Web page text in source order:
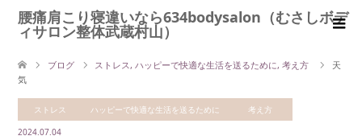
腰痛肩こり寝違いなら634bodysalon（むさしボデ
ィサロン整体武蔵村山）
ブログ ストレス , ハッピーで快適な生活を送るために, 考え方
天
気
ストレス ハッピーで快適な生活を送るために
考え方
2024.07.04